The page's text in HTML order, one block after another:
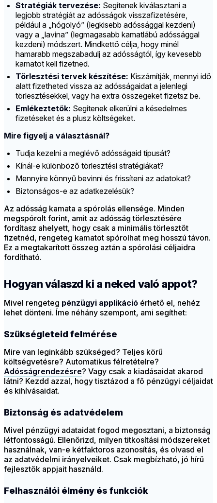
Stratégiák tervezése: Segítenek kiválasztani a
legjobb stratégiát az adósságok visszafizetésére,
például a „hógolyó” (legkisebb adóssággal kezdeni)
vagy a „lavina” (legmagasabb kamatlábú adóssággal
kezdeni) módszert. Mindkettő célja, hogy minél
hamarabb megszabadulj az adósságtól, így kevesebb
kamatot kell fizetned.
Törlesztési tervek készítése: Kiszámítják, mennyi idő
alatt fizetheted vissza az adósságaidat a jelenlegi
törlesztésekkel, vagy ha extra összegeket fizetsz be.
Emlékeztetők: Segítenek elkerülni a késedelmes
fizetéseket és a plusz költségeket.
Mire figyelj a választásnál?
Tudja kezelni a meglévő adósságaid típusát?
Kínál-e különböző törlesztési stratégiákat?
Mennyire könnyű bevinni és frissíteni az adatokat?
Biztonságos-e az adatkezelésük?
Az adósság kamata a spórolás ellensége. Minden
megspórolt forint, amit az adósság törlesztésére
fordítasz ahelyett, hogy csak a minimális törlesztőt
fizetnéd, rengeteg kamatot spórolhat meg hosszú távon.
Ez a megtakarított összeg aztán a spórolási céljaidra
fordítható.
Hogyan válaszd ki a neked való appot?
Mivel rengeteg pénzügyi applikáció érhető el, nehéz
lehet dönteni. Íme néhány szempont, ami segíthet:
Szükségleteid felmérése
Mire van leginkább szükséged? Teljes körű
költségvetésre? Automatikus félretételre?
Adósságrendezésre? Vagy csak a kiadásaidat akarod
látni? Kezdd azzal, hogy tisztázod a fő pénzügyi céljaidat
és kihívásaidat.
Biztonság és adatvédelem
Mivel pénzügyi adataidat fogod megosztani, a biztonság
létfontosságú. Ellenőrizd, milyen titkosítási módszereket
használnak, van-e kétfaktoros azonosítás, és olvasd el
az adatvédelmi irányelveiket. Csak megbízható, jó hírű
fejlesztők appjait használd.
Felhasználói élmény és funkciók